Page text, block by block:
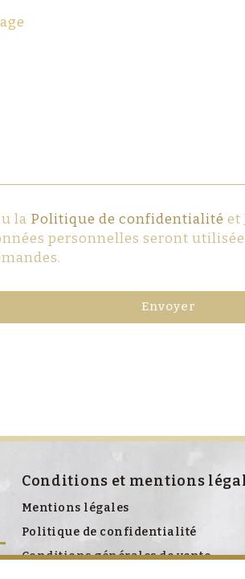
la Politique de confidentialité et
personnelles seront
Envoyer
Conditions et mentions
Mentions légales
Politique de confidentialité
Conditions générales de vente